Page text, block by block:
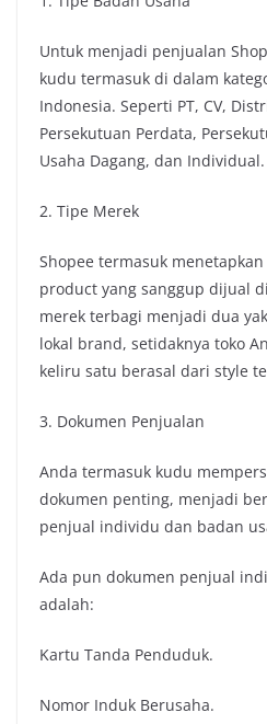
Untuk menjadi penjualan
kudu termasuk di dalam
Indonesia. Seperti PT, CV,
Persekutuan Perdata,
Usaha Dagang, dan Individual.
2. Tipe Merek
Shopee termasuk
product yang sanggup dijual
merek terbagi menjadi dua
lokal brand, setidaknya toko
keliru satu berasal dari style
3. Dokumen Penjualan
Anda termasuk kudu
dokumen penting, menjadi
penjual individu dan badan
Ada pun dokumen penjual
adalah:
Kartu Tanda Penduduk.
Nomor Induk Berusaha.